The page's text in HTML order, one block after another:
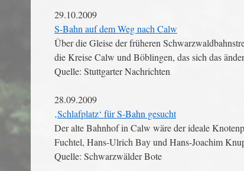
29.10.2009
S-Bahn auf dem Weg nach Calw
Über die Gleise der früheren
die Kreise Calw und Böblingen, das sich das
Quelle: Stuttgarter Nachrichten
28.09.2009
‚Schlafplatz‘ für S-Bahn gesucht
Der alte Bahnhof in Calw wäre der ideale
Fuchtel, Hans-Ulrich Bay und Hans-Joachim
Quelle: Schwarzwälder Bote